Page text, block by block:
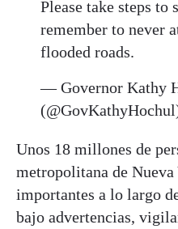
Please take steps to
remember to never
flooded roads.
— Governor Kathy
Unos 18 millones de
metropolitana de
importantes a lo largo
bajo advertencias,